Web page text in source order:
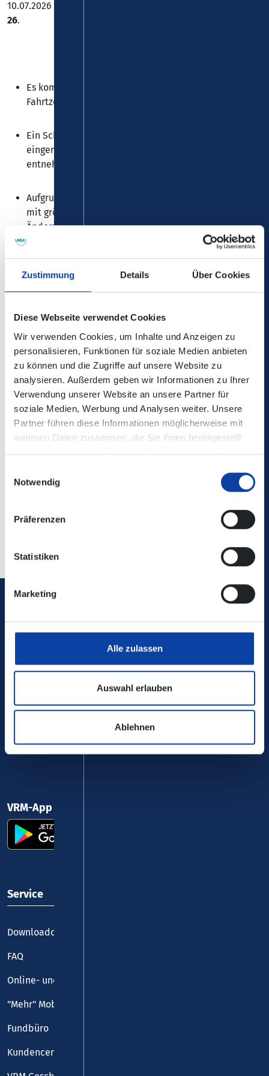
Zustimmung Details Über Cookies
Diese Webseite verwendet Cookies
Wir verwenden Cookies, um Inhalte und Anzeigen zu
personalisieren, Funktionen für soziale Medien anbieten
zu können und die Zugriffe auf unsere Website zu
analysieren. Außerdem geben wir Informationen zu Ihrer
Verwendung unserer Website an unsere Partner für
soziale Medien, Werbung und Analysen weiter. Unsere
Partner führen diese Informationen möglicherweise mit
weiteren Daten zusammen, die Sie ihnen bereitgestellt
haben oder die sie im Rahmen Ihrer Nutzung der Dienste
Notwendig
Präferenzen
Statistiken
Marketing
Alle zulassen
Auswahl erlauben
Ablehnen
10.07.2026 zu Einschränkungen im Fahrplan der
26.
Es kommt zu Zugausfällen und geänderten
Fahrtzeiten zwischen Koblenz Hbf und Mainz Hbf.
Ein Schienenersatzverkehr mit Bussen ist
eingerichtet. Die Lagepläne der Ersatzhaltestellen
entnehmen Sie bitte auf
Aufgrund der hohen Baustellenbelastung ist weiterhin
mit größeren Verspätungen und kurzfristigen
Änderungen im Fahrplan zu rechnen.
Verbindungsauskunft enthalten!
Kontaktdaten:RB 26 - MittelrheinBahn
Fahrplaninformation:
Zugehörige Dateien
RB26_Fahrplaninformation_27.-30.06.2026.pdf (917
RB26_Fahrplaninformation_01.-10.07.2026.pdf (1 MB)
kostenfrei täglich 8 - 20 Uhr
Ihr Kontakt zu uns
VRM-App nutzen und durchstarten
Service
Downloadcenter
FAQ
Online- und Handy-Tickets
"Mehr" Mobilität
Fundbüro
Kundencenter